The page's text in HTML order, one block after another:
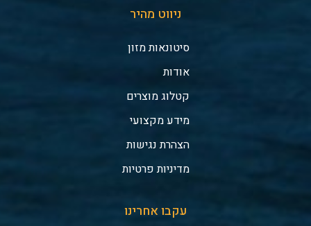
ניווט מהיר
סיטונאות מזון
אודות
קטלוג מוצרים
מידע מקצועי
הצהרת נגישות
מדיניות פרטיות
עקבו אחרינו